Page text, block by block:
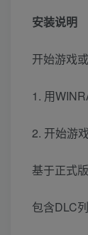
安装说明
开始游戏
1. 用
2. 开始游戏
基于正式
包含DLC列